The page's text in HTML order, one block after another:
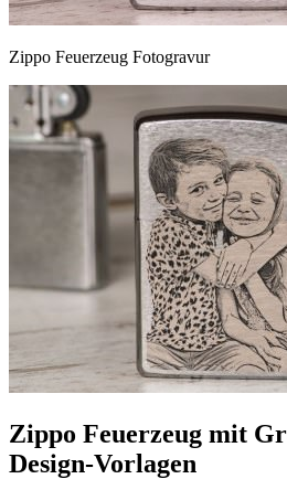
Zippo Feuerzeug Fotogravur
Zippo Feuerzeug mit
Design-Vorlagen